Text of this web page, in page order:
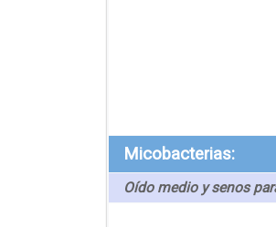
Micobacterias:
Oído medio y senos